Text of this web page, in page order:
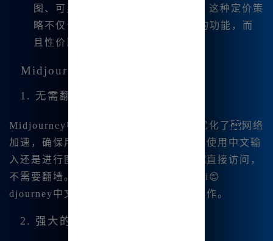
图、可灵绘图等都可以无限制使用。这种定价策
略不仅让用户能够体验到😊更丰富的功能，而
且性价比也非常高😊。
Midjourney中文版的功能和优势
1. 无需翻墙的本地化体验
Midjourney中文版专为国内用户设计，优化了网络
加速，确保用户能够顺畅使用。无论你是使用中文输
入还是进行图片编辑，这些功能都可以直接访问，
不需要翻墙。你可以在
上轻松下载Mi😊
djourney中文版，享受中文界面的便捷操作。
2. 强大的图片编辑功能